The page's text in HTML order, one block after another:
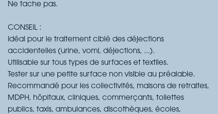
Ne tache pas.
CONSEIL :
Idéal pour le traitement ciblé des déjections
accidentelles (urine, vomi, déjections, ...).
Utilisable sur tous types de surfaces et textiles.
Tester sur une petite surface non visible au préalable.
Recommandé pour les collectivités, maisons de retraites,
MDPH, hôpitaux, cliniques, commerçants, toilettes
publics, taxis, ambulances, discothèques, écoles,